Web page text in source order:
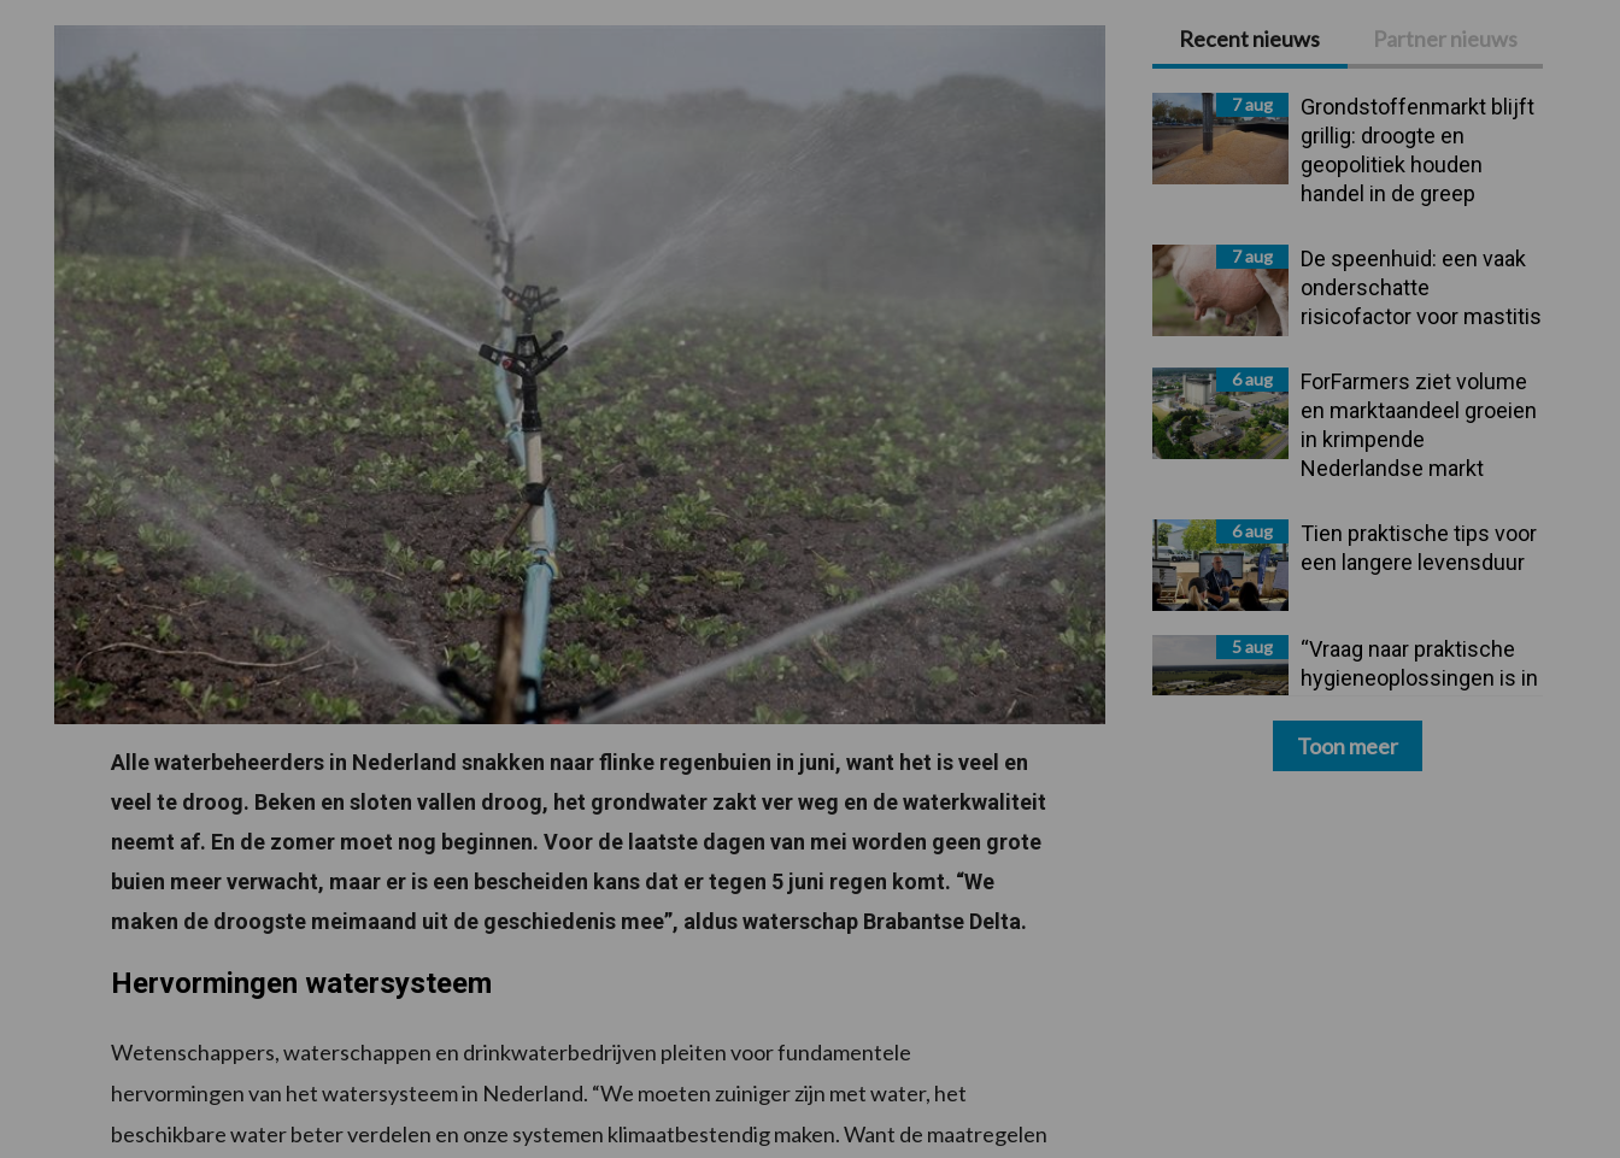
Alle waterbeheerders in Nederland snakken naar flinke regenbuien in juni, want het is veel en
veel te droog. Beken en sloten vallen droog, het grondwater zakt ver weg en de waterkwaliteit
neemt af. En de zomer moet nog beginnen. Voor de laatste dagen van mei worden geen grote
buien meer verwacht, maar er is een bescheiden kans dat er tegen 5 juni regen komt. “We
maken de droogste meimaand uit de geschiedenis mee”, aldus waterschap Brabantse Delta.
Hervormingen watersysteem
Wetenschappers, waterschappen en drinkwaterbedrijven pleiten voor fundamentele
hervormingen van het watersysteem in Nederland. “We moeten zuiniger zijn met water, het
beschikbare water beter verdelen en onze systemen klimaatbestendig maken. Want de maatregelen
Primaire
Sidebar
Recent nieuws Partner nieuws
7 aug
Grondstoffenmarkt blijft
grillig: droogte en
geopolitiek houden
handel in de greep
7 aug
De speenhuid: een vaak
onderschatte
risicofactor voor mastitis
6 aug
ForFarmers ziet volume
en marktaandeel groeien
in krimpende
Nederlandse markt
6 aug
Tien praktische tips voor
een langere levensduur
5 aug
“Vraag naar praktische
hygieneoplossingen is in
Toon meer